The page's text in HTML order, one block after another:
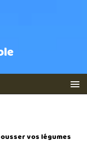
vos légumes